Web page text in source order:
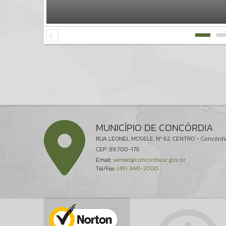
MUNICÍPIO DE CONCÓRDIA
RUA LEONEL MOSELE, Nº 62, CENTRO -
CEP: 89.700-176
Email:semad@concordia.sc.gov.br
Tel/Fax:(49) 3441-2000